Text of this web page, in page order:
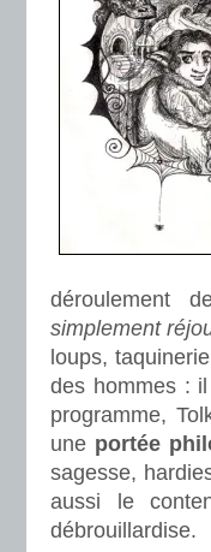
déroulement
simplement
loups,
des hommes :
programme,
une portée
sagesse,
aussi le
débrouillardise.